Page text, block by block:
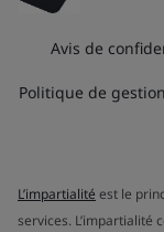
Avis de
Politique de
L’impartialité est le
services. L’impartialité